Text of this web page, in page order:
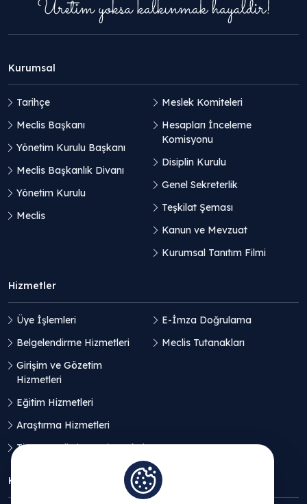
Kurumsal
Tarihçe
Meclis Başkanı
Yönetim Kurulu Başkanı
Meclis Başkanlık Divanı
Yönetim Kurulu
Meclis
Meslek Komiteleri
Hesapları İnceleme
Komisyonu
Disiplin Kurulu
Genel Sekreterlik
Teşkilat Şeması
Kanun ve Mevzuat
Kurumsal Tanıtım Filmi
Hizmetler
Üye İşlemleri
Belgelendirme Hizmetleri
Girişim ve Gözetim
Hizmetleri
Eğitim Hizmetleri
Araştırma Hizmetleri
Ticaret Geliştirme Hizmetleri
E-İmza Doğrulama
Meclis Tutanakları
KVKK